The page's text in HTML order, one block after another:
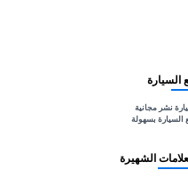
السيارة
نشر مجانية
السيارة بسهولة
الشهيرة